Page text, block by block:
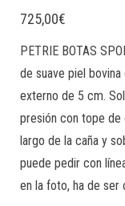
725,00€
PETRIE BOTAS
de suave piel
externo de 5 cm.
presión con tope de
largo de la caña y
puede pedir con
en la foto, ha de ser